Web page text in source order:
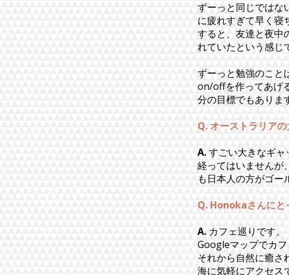
ずーっと同じではな
に疲れすぎて早く寝
すると、友達と夜中
れていたという感じ
ずーっと勉強のこと
on/offを作ってあげ
分の目標でもありま
Q. オーストラリア
A.すごい大きなギ
経ってはいませんが
も日本人の方がゴー
Q. Honokaさんにと
A. カフェ巡りです。
Googleマップでカフ
それから自然に癒さ
海に気軽にアクセス